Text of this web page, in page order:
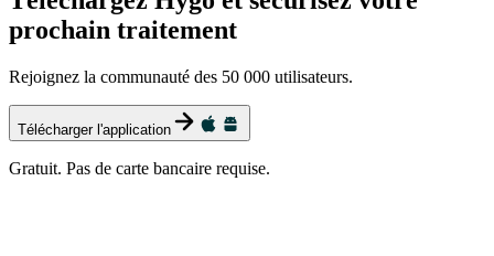
prochain traitement
Rejoignez la communauté des 50 000 utilisateurs.
Télécharger l'application
Gratuit. Pas de carte bancaire requise.